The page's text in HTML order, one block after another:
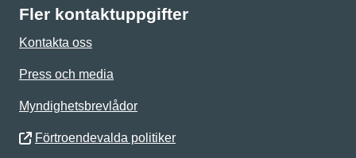
Fler kontaktuppgifter
Kontakta oss
Press och media
Myndighetsbrevlådor
Förtroendevalda politiker